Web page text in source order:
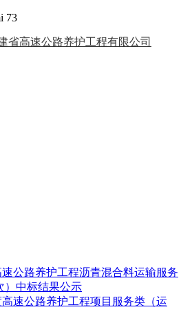
73
速公路养护工程沥青混合料运输服务
）中标结果公示
高速公路养护工程项目服务类（运